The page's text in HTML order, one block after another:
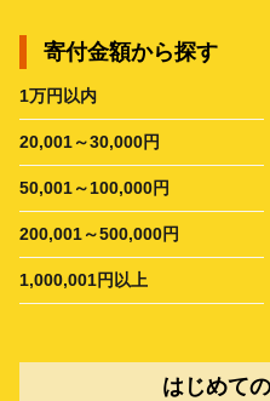
寄付金額から探す
1万円以内
20,001～30,000円
50,001～100,000円
200,001～500,000円
1,000,001円以上
はじめて